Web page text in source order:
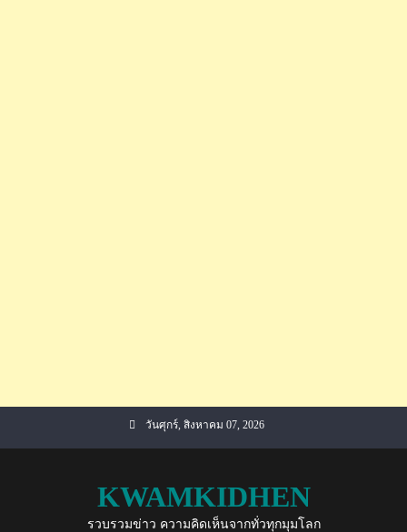
วันศุกร์, สิงหาคม 07, 2026
KWAMKIDHEN
รวบรวมข่าว ความคิดเห็นจากทั่วทุกมุมโลก